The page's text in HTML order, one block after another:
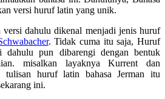
versi huruf latin yang unik.
versi dahulu dikenal menjadi jenis huruf
. Tidak cuma itu saja, Huruf
dahulu pun dibarengi dengan bentuk
misalkan layaknya Kurrent dan
tulisan huruf latin bahasa Jerman itu
ini.